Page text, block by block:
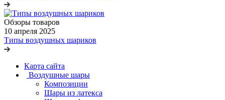
Обзоры товаров
10 апреля 2025
Типы воздушных шариков
Карта сайта
Воздушные шары
Композиции
Шары из латекса